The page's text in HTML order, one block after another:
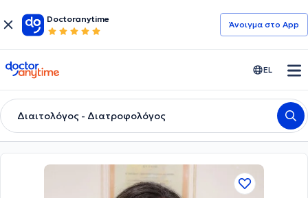
Doctoranytime
Άνοιγμα στο App
doctoranytime EL
Διαιτολόγος - Διατροφολόγος